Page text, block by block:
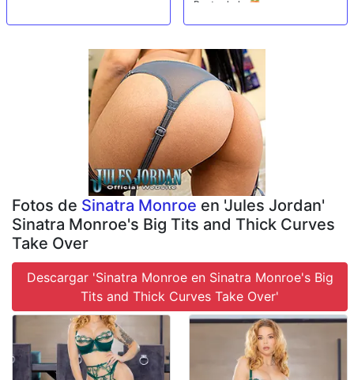
Booty shake🍑
Fotos de Sinatra Monroe en 'Jules Jordan'
Sinatra Monroe's Big Tits and Thick Curves
Take Over
Descargar 'Sinatra Monroe en Sinatra Monroe's Big
Tits and Thick Curves Take Over'